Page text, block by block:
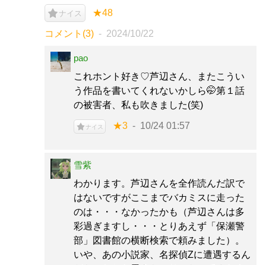
ナイス ★48
コメント(3) 2024/10/22
pao
これホント好き♡芦辺さん、またこうい
う作品を書いてくれないかしら🤭第１話
の被害者、私も吹きました(笑)
ナイス ★3 10/24 01:57
雪紫
わかります。芦辺さんを全作読んだ訳で
はないですがここまでバカミスに走った
のは・・・なかったかも（芦辺さんは多
彩過ぎますし・・・とりあえず「保瀬警
部」図書館の横断検索で頼みました）。
いや、あの小説家、名探偵Zに遭遇するん